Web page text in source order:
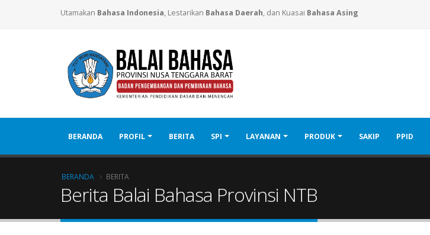
Utamakan Bahasa Indonesia, Lestarikan Bahasa Daerah, dan Kuasai Bahasa Asing
BERANDA PROFIL BERITA SPI LAYANAN PRODUK SAKIP PPID
BERANDA BERITA
Berita Balai Bahasa Provinsi NTB